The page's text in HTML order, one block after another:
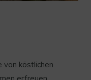
von köstlichen